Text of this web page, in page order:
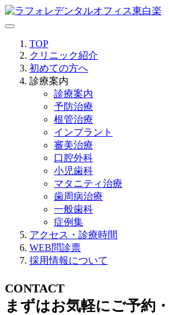
TOP
クリニック紹介
初めての方へ
診療案内
診療案内
予防治療
根管治療
インプラント
審美治療
口腔外科
小児歯科
マタニティ治療
歯周病治療
一般歯科
症例集
アクセス・診療時間
WEB問診票
採用情報について
CONTACT
まずはお気軽にご予約・